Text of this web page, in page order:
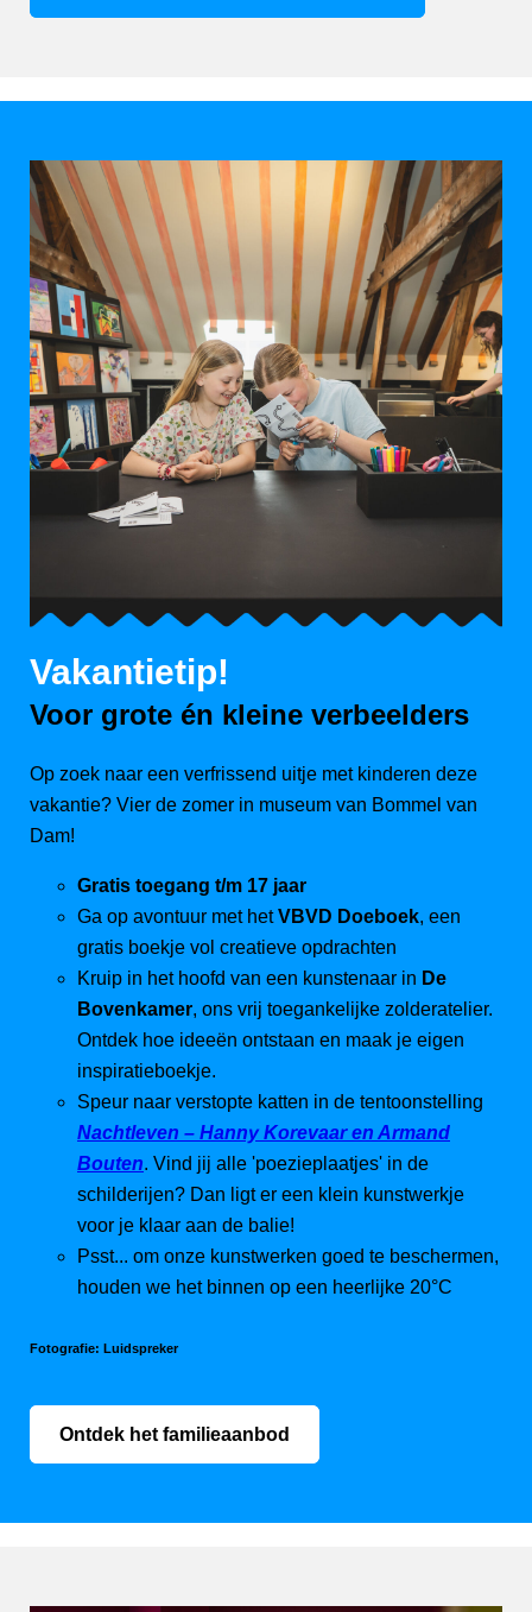
Vakantietip!
Voor grote én kleine verbeelders
Op zoek naar een verfrissend uitje met kinderen deze
vakantie? Vier de zomer in museum van Bommel van
Dam!
Gratis toegang t/m 17 jaar
Ga op avontuur met hetVBVD Doeboek, een
gratis boekje vol creatieve opdrachten
Kruip in het hoofd van een kunstenaar in De
Bovenkamer, ons vrij toegankelijke zolderatelier.
Ontdek hoe ideeën ontstaan en maak je eigen
inspiratieboekje.
Speur naar verstopte katten in de tentoonstelling
Nachtleven – Hanny Korevaar en Armand
Bouten. Vind jij alle 'poezieplaatjes' in de
schilderijen? Dan ligt er een klein kunstwerkje
voor je klaar aan de balie!
Psst... om onze kunstwerken goed te beschermen,
houden we het binnen op een heerlijke 20°C
Fotografie: Luidspreker
Ontdek het familieaanbod